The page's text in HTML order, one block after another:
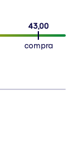
43,00
compra